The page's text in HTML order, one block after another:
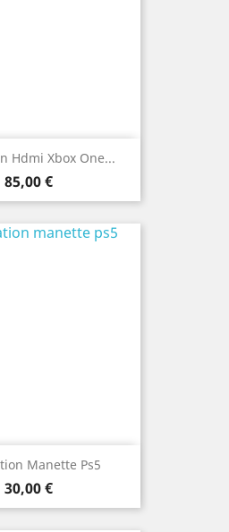
Hdmi Xbox One...
Prix
85,00 €
Manette Ps5
Prix
30,00 €